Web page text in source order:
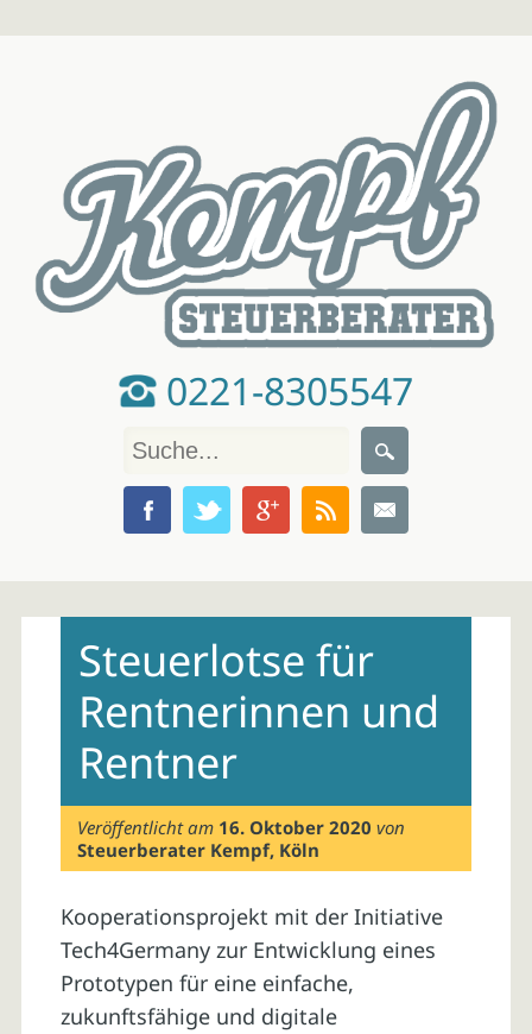
0221-8305547
contentSteuerlotse für
Rentnerinnen und
Rentner
Veröffentlicht am 16. Oktober 2020 von
Steuerberater Kempf, Köln
Kooperationsprojekt mit der Initiative
Tech4Germany zur Entwicklung eines
Prototypen für eine einfache,
zukunftsfähige und digitale